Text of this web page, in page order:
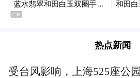
热点新闻
受台风影响，上海525座公园